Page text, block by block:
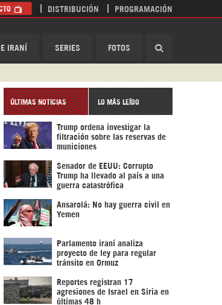
IRANÍ SERIES FOTOS
DISTRIBUCIÓN PROGRAMACIÓN
ÚLTIMAS NOTICIAS LO MÁS LEÍDO
Trump ordena investigar la
filtración sobre las reservas de
municiones
Senador de EEUU: Corrupto
Trump ha llevado al país a una
guerra catastrófica
Ansarolá: No hay guerra civil en
Yemen
Parlamento iraní analiza
proyecto de ley para regular
tránsito en Ormuz
Reportes registran 17
agresiones de Israel en Siria en
últimas 48 h